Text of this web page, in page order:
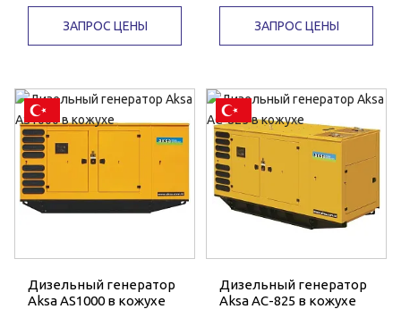
ЗАПРОС ЦЕНЫ ЗАПРОС ЦЕНЫ
Дизельный генератор
Aksa AS1000 в кожухе
Дизельный генератор
Aksa AC-825 в кожухе